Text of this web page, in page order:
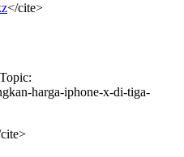
</cite>
harga-iphone-x-di-tiga-